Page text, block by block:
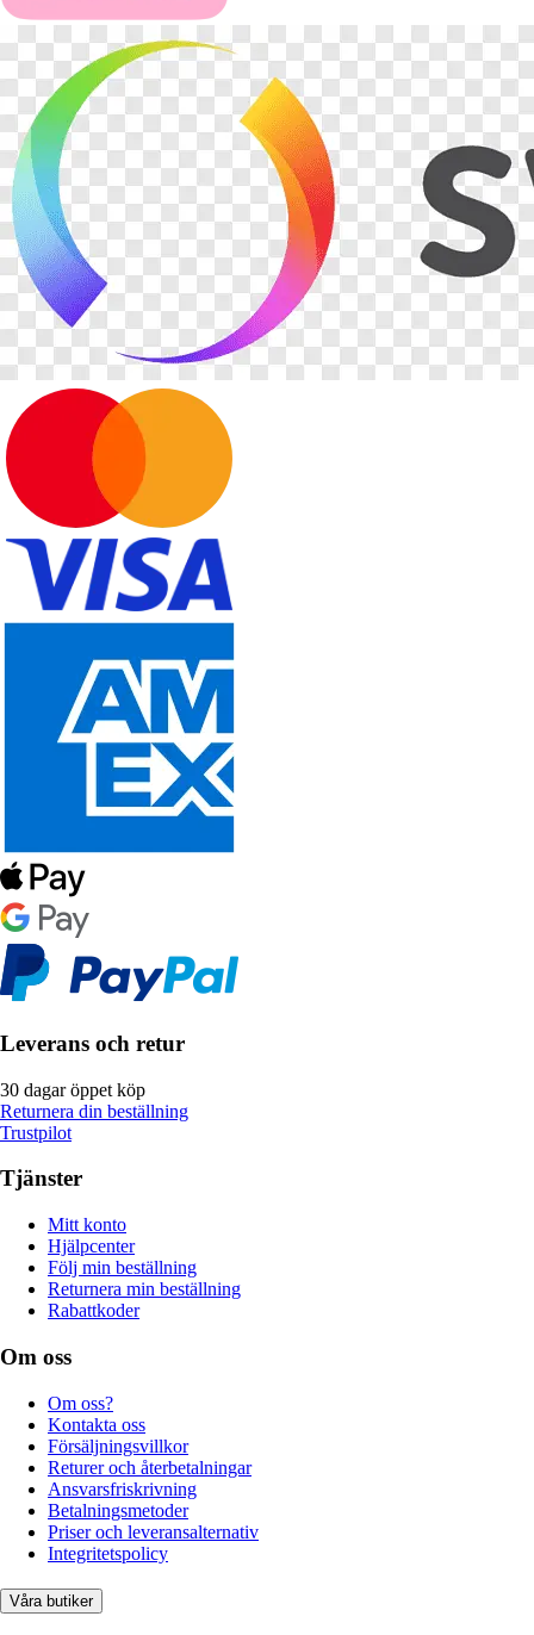
Leverans och retur
30 dagar öppet köp
Returnera din beställning
Trustpilot
Tjänster
Mitt konto
Hjälpcenter
Följ min beställning
Returnera min beställning
Rabattkoder
Om oss
Om oss?
Kontakta oss
Försäljningsvillkor
Returer och återbetalningar
Ansvarsfriskrivning
Betalningsmetoder
Priser och leveransalternativ
Integritetspolicy
Våra butiker